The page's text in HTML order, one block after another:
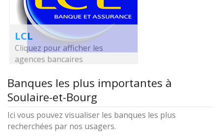
LCL
Cliquez pour afficher les
agences bancaires
Banques les plus importantes à
Soulaire-et-Bourg
Ici vous pouvez visualiser les banques les plus
recherchées par nos usagers.